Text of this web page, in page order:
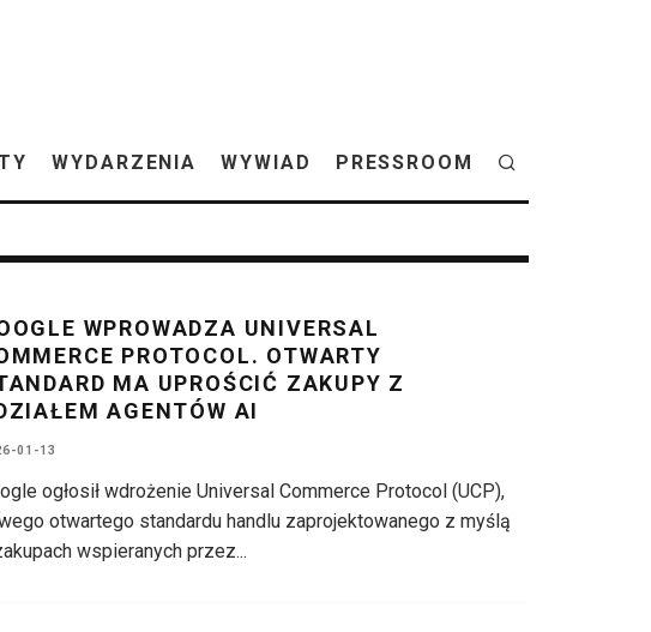
WYDARZENIA WYWIAD PRESSROOM
WPROWADZA UNIVERSAL
PROTOCOL. OTWARTY
MA UPROŚCIĆ ZAKUPY Z
AGENTÓW AI
01-13
ogłosił wdrożenie Universal Commerce Protocol (UCP),
otwartego standardu handlu zaprojektowanego z myślą
wspieranych przez...